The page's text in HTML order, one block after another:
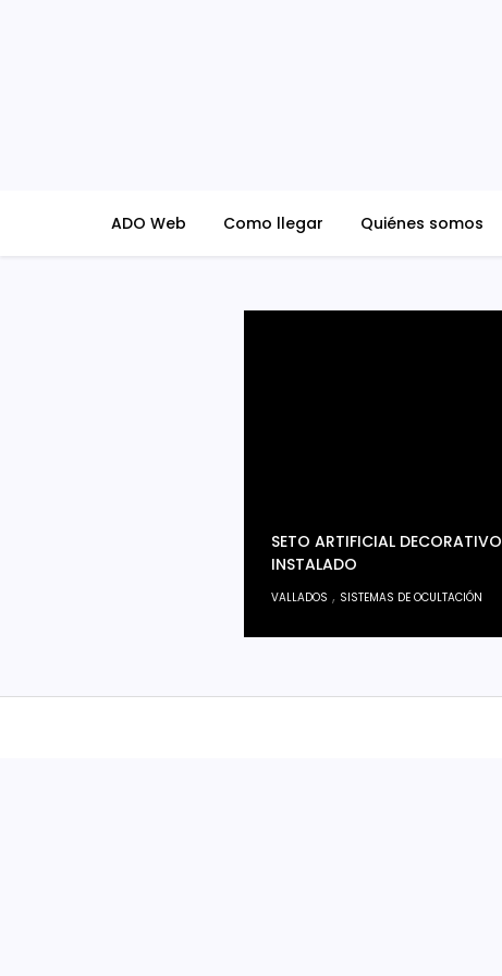
ADO Web Como llegar Quiénes somos
SETO ARTIFICIAL DECORATIVO
INSTALADO
VALLADOS , SISTEMAS DE OCULTACIÓN